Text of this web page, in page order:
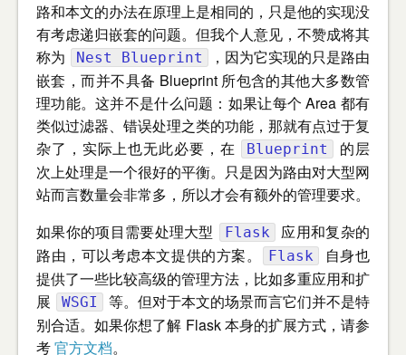
路和本文的办法在原理上是相同的，只是他的实现没
有考虑递归嵌套的问题。但我个人意见，不赞成将其
称为
Nest Blueprint
，因为它实现的只是路由
嵌套，而并不具备 Blueprint 所包含的其他大多数管
理功能。这并不是什么问题：如果让每个 Area 都有
类似过滤器、错误处理之类的功能，那就有点过于复
杂了，实际上也无此必要，在
Blueprint
的层
次上处理是一个很好的平衡。只是因为路由对大型网
站而言数量会非常多，所以才会有额外的管理要求。
如果你的项目需要处理大型
Flask
应用和复杂的
路由，可以考虑本文提供的方案。
Flask
自身也
提供了一些比较高级的管理方法，比如多重应用和扩
展
WSGI
等。但对于本文的场景而言它们并不是特
别合适。如果你想了解 Flask 本身的扩展方式，请参
考官方文档。